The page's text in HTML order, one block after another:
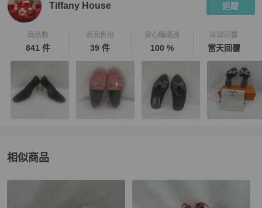
Tiffany House 追蹤
商品數
841 件
商品售出
39 件
安心購通過
100 %
聊聊回覆
當天回覆
相似商品
更多相似Hermès女鞋推薦精品